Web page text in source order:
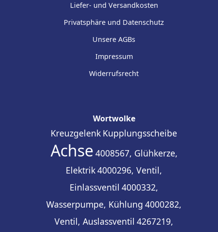
Liefer- und Versandkosten
Privatsphäre und Datenschutz
Unsere AGBs
Impressum
Widerrufsrecht
Wortwolke
Kreuzgelenk Kupplungsscheibe
Achse 4008567, Glühkerze,
Elektrik4000296, Ventil,
Einlassventil 4000332,
Wasserpumpe, Kühlung 4000282,
Ventil, Auslassventil 4267219,